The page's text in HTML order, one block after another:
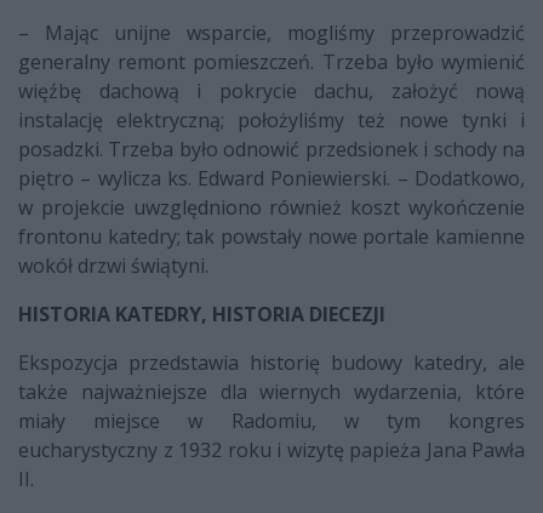
– Mając unijne wsparcie, mogliśmy przeprowadzić
generalny remont pomieszczeń. Trzeba było wymienić
więźbę dachową i pokrycie dachu, założyć nową
instalację elektryczną; położyliśmy też nowe tynki i
posadzki. Trzeba było odnowić przedsionek i schody na
piętro – wylicza ks. Edward Poniewierski. – Dodatkowo,
w projekcie uwzględniono również koszt wykończenie
frontonu katedry; tak powstały nowe portale kamienne
wokół drzwi świątyni.
HISTORIA KATEDRY, HISTORIA DIECEZJI
Ekspozycja przedstawia historię budowy katedry, ale
także najważniejsze dla wiernych wydarzenia, które
miały miejsce w Radomiu, w tym kongres
eucharystyczny z 1932 roku i wizytę papieża Jana Pawła
II.